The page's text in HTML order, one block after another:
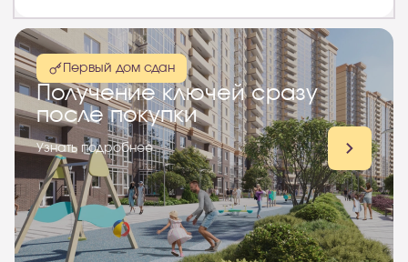
Первый дом сдан
Получение ключей сразу
после покупки
Узнать подробнее